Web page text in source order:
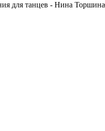
для танцев - Нина Торшина